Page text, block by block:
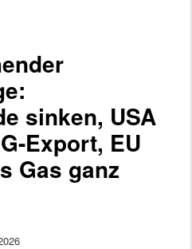
sinken, USA
Export, EU
Gas ganz